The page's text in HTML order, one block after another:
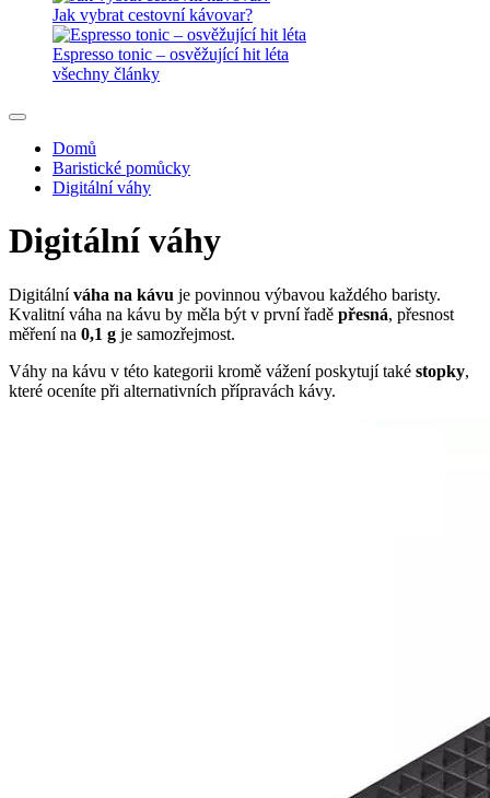
Jak vybrat cestovní kávovar?
Espresso tonic – osvěžující hit léta
všechny články
Domů
Baristické pomůcky
Digitální váhy
Digitální váhy
Digitálníváha na kávu je povinnou výbavou každého baristy.
Kvalitní váha na kávu by měla být v první řadě přesná, přesnost
měření na 0,1 g je samozřejmost.
Váhy na kávu v této kategorii kromě vážení poskytují také stopky,
které oceníte při alternativních přípravách kávy.